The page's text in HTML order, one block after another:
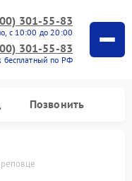
301-55-83
с 10:00 до 20:00
301-55-83
бесплатный по РФ
Позвонить